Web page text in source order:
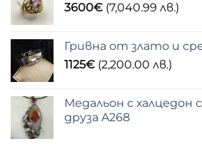
3600€ (7,040.99 лв.)
Гривна от злато и
1125€ (2,200.00 лв.)
Медальон с халцедон
друза A268